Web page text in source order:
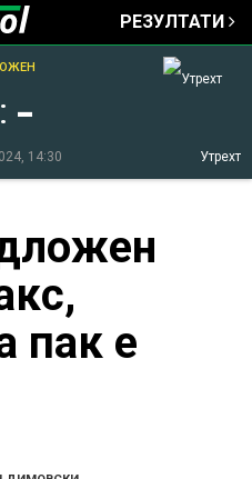
РЕЗУЛТАТИ
Утрехт
: -
14:30
пак е